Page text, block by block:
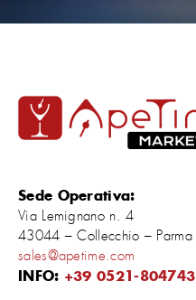
Sede Operativa:
Via Lemignano n. 4
43044 – Collecchio – Parma
sales@apetime.com
INFO: +39 0521-804743